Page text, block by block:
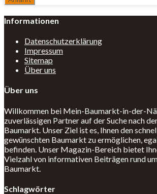
Informationen
Datenschutzerklärung
Impressum
Sitemap
Über uns
Über uns
Willkommen bei Mein-Baumarkt-in-der-
zuverlässigen Partner auf der Suche nach
Baumarkt. Unser Ziel ist es, Ihnen den
gewünschten Baumarkt zu ermöglichen,
befinden. Unser Magazin-Bereich bietet
Vielzahl von informativen Beiträgen rund
Baumarkt.
Schlagwörter